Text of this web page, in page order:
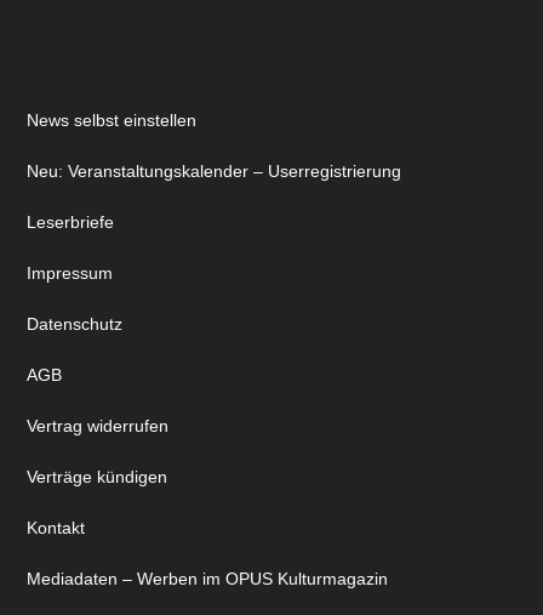
News selbst einstellen
Neu: Veranstaltungskalender – Userregistrierung
Leserbriefe
Impressum
Datenschutz
AGB
Vertrag widerrufen
Verträge kündigen
Kontakt
Mediadaten – Werben im OPUS Kulturmagazin